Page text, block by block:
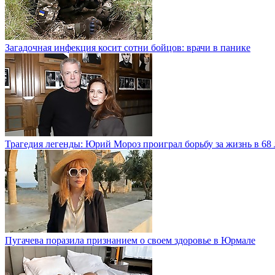
Загадочная инфекция косит сотни бойцов: врачи в панике
Трагедия легенды: Юрий Мороз проиграл борьбу за жизнь в 68
Пугачева поразила признанием о своем здоровье в Юрмале